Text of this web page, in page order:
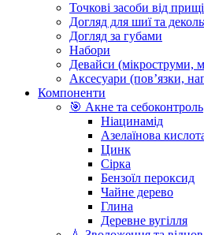
Точкові засоби від
Догляд для шиї та
Догляд за губами
Набори
Девайси (мікроструми,
Аксесуари (повʼязки,
Компоненти
🎯 Акне та себоконтроль
Ніацинамід
Азелаїнова
Цинк
Сірка
Бензоїл пероксид
Чайне дерево
Глина
Деревне вугілля